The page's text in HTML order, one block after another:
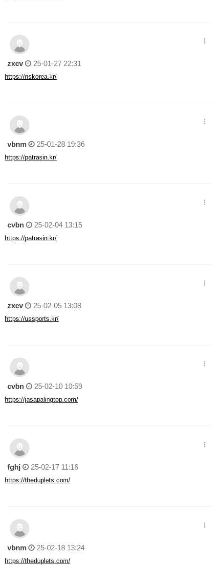
zxcv 25-01-27 22:31
https://nskorea.kr/
vbnm 25-01-28 19:36
https://patrasin.kr/
cvbn 25-02-04 13:15
https://patrasin.kr/
zxcv 25-02-05 13:08
https://ussports.kr/
cvbn 25-02-10 10:59
https://jasapalingtop.com/
fghj 25-02-17 11:16
https://theduplets.com/
vbnm 25-02-18 13:24
https://theduplets.com/